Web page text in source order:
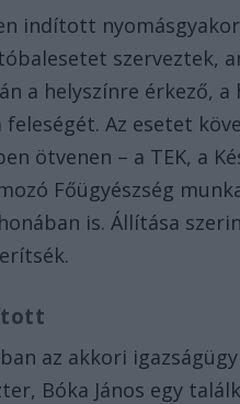
indított
szerveztek,
a helyszínre érkező, a
Az esetet
ötvenen – a TEK, a
Főügyészség
is. Állítása
az akkori
Bóka János egy